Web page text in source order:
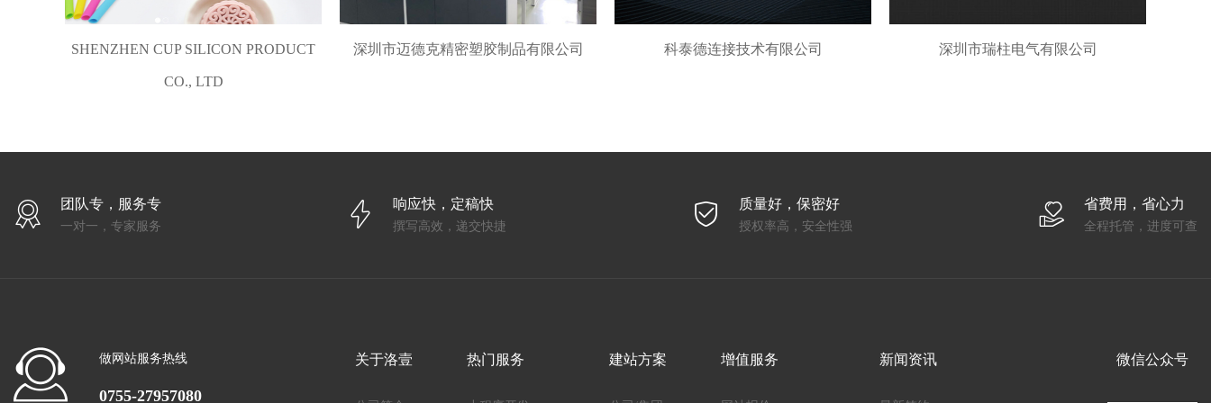
SHENZHEN CUP SILICON PRODUCT
CO., LTD
深圳市迈德克精密塑胶制品有限公司 科泰德连接技术有限公司 深圳市瑞柱电气有限公司
团队专，服务专
一对一，专家服务
响应快，定稿快
撰写高效，递交快捷
质量好，保密好
授权率高，安全性强
省费用，省心力
全程托管，进度可查
做网站服务热线
0755-27957080
关于洛壹 热门服务 建站方案 增值服务 新闻资讯 微信公众号